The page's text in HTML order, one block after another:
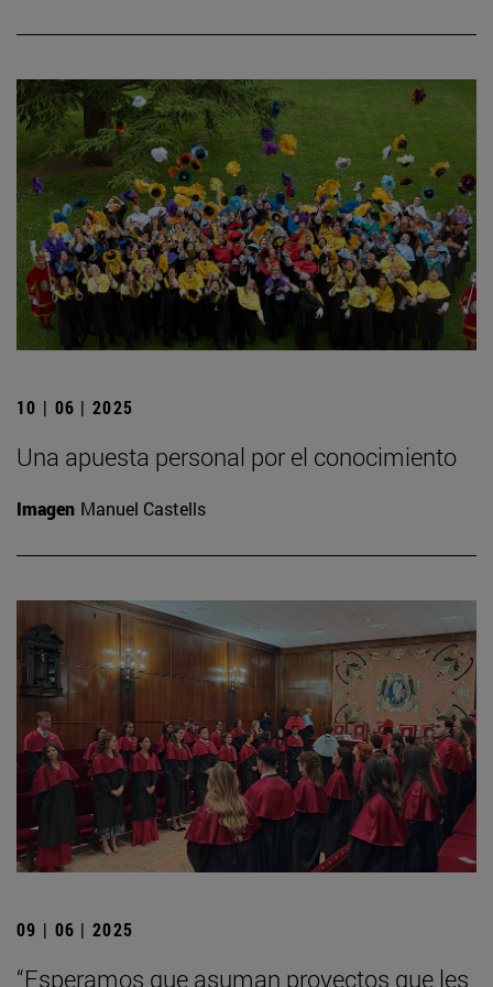
10 | 06 | 2025
Una apuesta personal por el conocimiento
Imagen Manuel Castells
09 | 06 | 2025
“Esperamos que asuman proyectos que les